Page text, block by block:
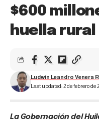
$600
huella rural
Last updated: 2 de febrero de
Ludwin Leandro Venera
La Gobernación del